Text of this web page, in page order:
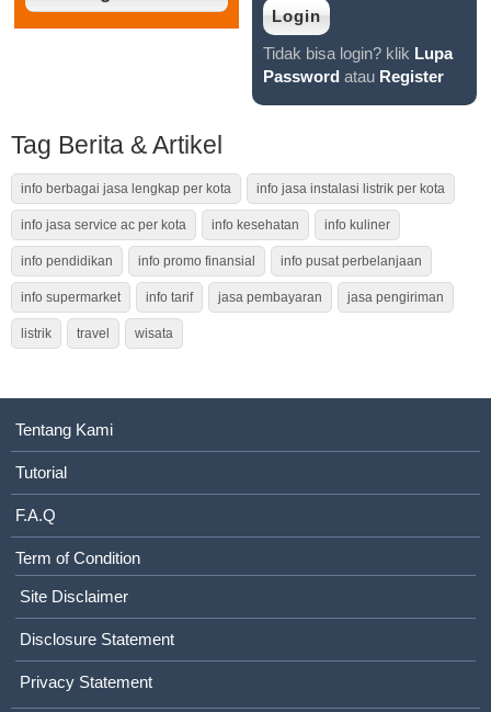
Tidak bisa login? klik Lupa
Password atau Register
Tag Berita & Artikel
info berbagai jasa lengkap per kota info jasa instalasi listrik per kota
info jasa service ac per kota info kesehatan info kuliner
info pendidikan info promo finansial info pusat perbelanjaan
info supermarket info tarif jasa pembayaran jasa pengiriman
listrik travel wisata
Tentang Kami
Tutorial
F.A.Q
Term of Condition
Site Disclaimer
Disclosure Statement
Privacy Statement